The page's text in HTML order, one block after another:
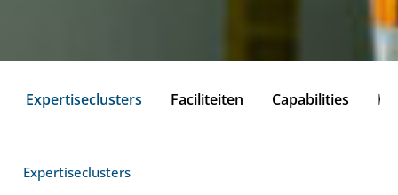
Expertiseclusters Faciliteiten Capabilities
Expertiseclusters